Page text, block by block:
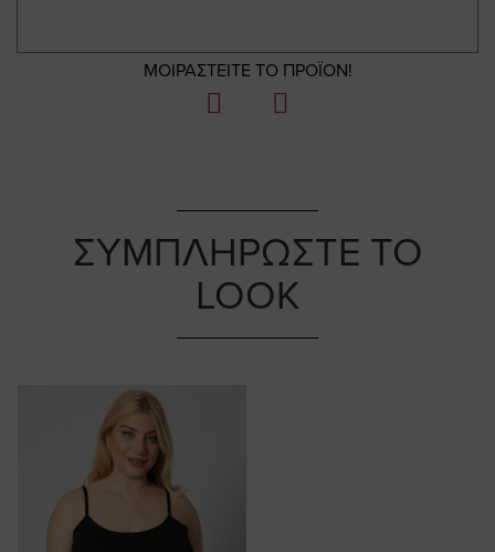
ΜΟΙΡΑΣΤΕΙΤΕ ΤΟ ΠΡΟΪΟΝ!
ΣΥΜΠΛΗΡΩΣΤΕ ΤΟ
LOOK